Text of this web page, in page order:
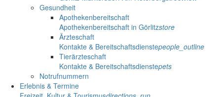
Gesundheit
Apothekenbereitschaft
Apothekenbereitschaft in Görlitzstore
Ärzteschaft
Kontakte & Bereitschaftsdienstepeople_outline
Tierärzteschaft
Kontakte & Bereitschaftsdienstepets
Notrufnummern
Erlebnis & Termine